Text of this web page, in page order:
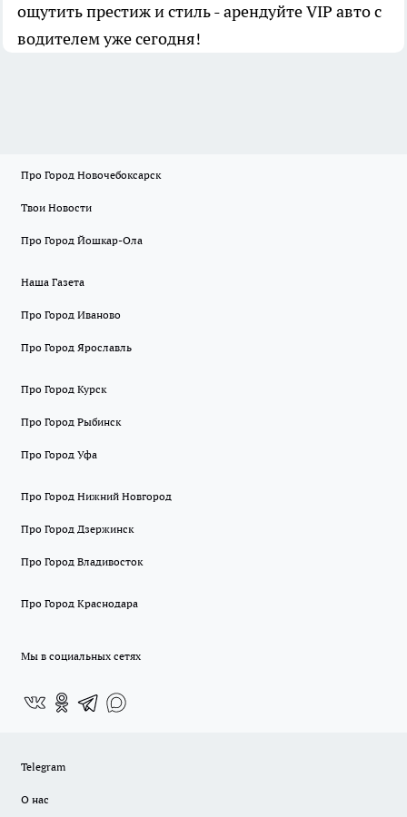
ощутить престиж и стиль - арендуйте VIP авто с
водителем уже сегодня!
Про Город Новочебоксарск
Твои Новости
Про Город Йошкар-Ола
Наша Газета
Про Город Иваново
Про Город Ярославль
Про Город Курск
Про Город Рыбинск
Про Город Уфа
Про Город Нижний Новгород
Про Город Дзержинск
Про Город Владивосток
Про Город Краснодара
Мы в социальных сетях
Telegram
О нас